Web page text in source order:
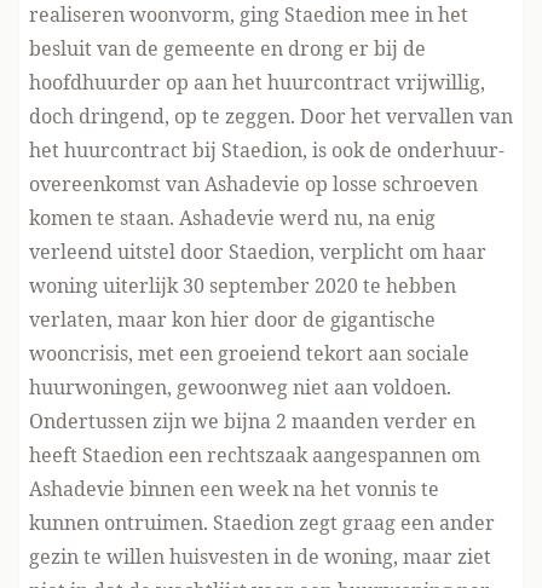
realiseren woonvorm, ging Staedion mee in het
besluit van de gemeente en drong er bij de
hoofdhuurder op aan het huurcontract vrijwillig,
doch dringend, op te zeggen. Door het vervallen van
het huurcontract bij Staedion, is ook de onderhuur-
overeenkomst van Ashadevie op losse schroeven
komen te staan. Ashadevie werd nu, na enig
verleend uitstel door Staedion, verplicht om haar
woning uiterlijk 30 september 2020 te hebben
verlaten, maar kon hier door de gigantische
wooncrisis, met een groeiend tekort aan sociale
huurwoningen, gewoonweg niet aan voldoen.
Ondertussen zijn we bijna 2 maanden verder en
heeft Staedion een rechtszaak aangespannen om
Ashadevie binnen een week na het vonnis te
kunnen ontruimen. Staedion zegt graag een ander
gezin te willen huisvesten in de woning, maar ziet